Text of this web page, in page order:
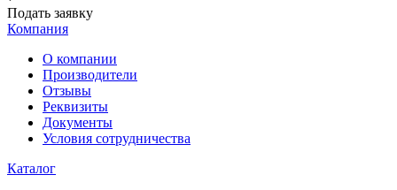
Подать заявку
Компания
О компании
Производители
Отзывы
Реквизиты
Документы
Условия сотрудничества
Каталог